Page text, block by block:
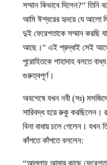
সম্মান কিভাবে দিলেন?” তিনি
আমি ঈশ্বরের হৃদয়ে যে আলো
দুই ফেরেশতাকে সম্মান করছি
আছে।" এই শ্রদ্ধাই সেই
পুরোহিতকে শাহাদাহ বলতে
গুরুত্বপূর্ণ।
অবশেষে যখন নবী (সঃ)
সারিবদ্ধ হয়ে রুকু করছিলেন।
বিনা বাধায় চলে গেলেন। যখন
কাঁপতে কাঁপতে বললেন: